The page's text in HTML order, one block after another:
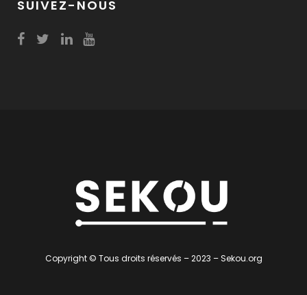
SUIVEZ-NOUS
Copyright © Tous droits réservés – 2023 – Sekou.org